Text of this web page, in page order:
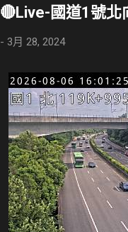
🔴Live-國道1號北
- 3月 28, 2024